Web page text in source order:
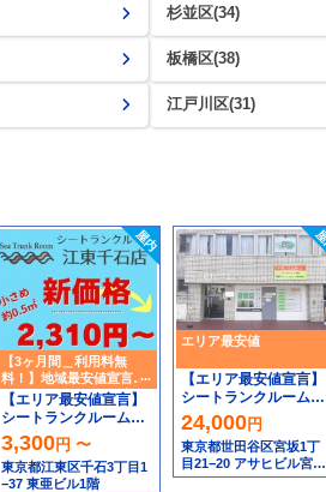
杉並区(34)
板橋区(38)
江戸川区(31)
【3ヶ月間＿利用料無
料！】地域最安値宣言の
シートランクルーム大島
店
【エリア最安値宣言】
シートランクルーム江
東千石店＿他店より高
ければ安くします！！
3,300円 〜
東京都江東区千石3丁目1
−37 東亜ビル1階
エリア最安値
【エリア最安値宣言】
シートランクルーム宮
の坂店＿他店より高け
れば安くします！！
24,000円
東京都世田谷区宮坂1丁
目21−20 アサヒビル宮坂
１Ｆ